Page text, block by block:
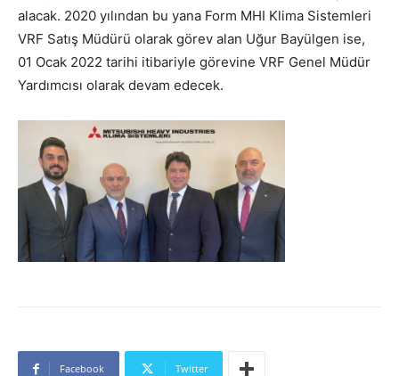
alacak. 2020 yılından bu yana Form MHI Klima Sistemleri
VRF Satış Müdürü olarak görev alan Uğur Bayülgen ise,
01 Ocak 2022 tarihi itibariyle görevine VRF Genel Müdür
Yardımcısı olarak devam edecek.
Facebook Twitter